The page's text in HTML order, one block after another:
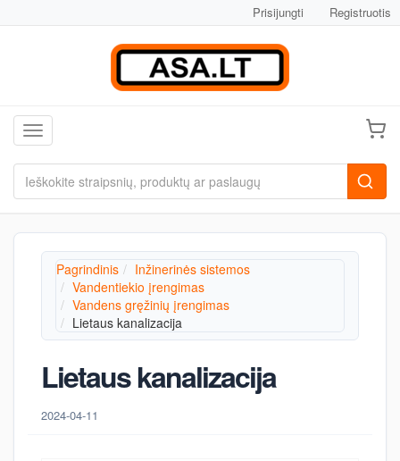
Prisijungti Registruotis
Toggle navigation
Pagrindinis
Inžinerinės sistemos
Vandentiekio įrengimas
Vandens gręžinių įrengimas
Lietaus kanalizacija
Lietaus kanalizacija
2024-04-11